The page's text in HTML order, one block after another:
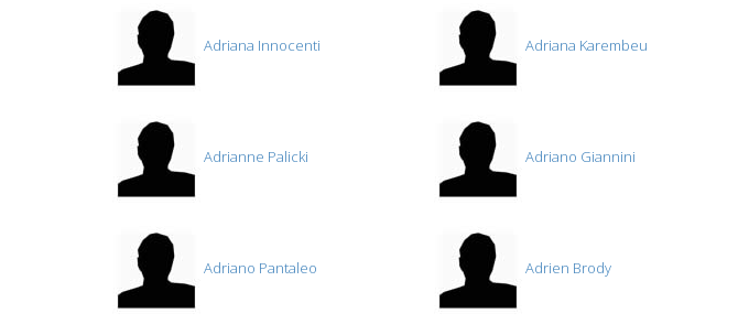
Adriana Innocenti Adriana Karembeu
Adrianne Palicki Adriano Giannini
Adriano Pantaleo Adrien Brody